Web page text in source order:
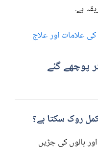
ہے۔
اکثر پوچھے گئے
بالوں کی جڑیں